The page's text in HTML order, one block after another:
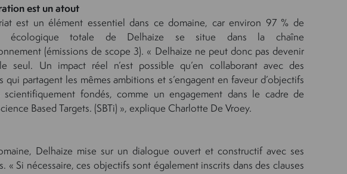
est un atout
est un élément essentiel dans ce domaine, car environ 97 % de
écologique totale de Delhaize se situe dans la chaîne
(émissions de scope 3). « Delhaize ne peut donc pas devenir
seul. Un impact réel n’est possible qu’en collaborant avec des
qui partagent les mêmes ambitions et s’engagent en faveur d’objectifs
scientifiquement fondés, comme un engagement dans le cadre de
Based Targets. (SBTi) », explique Charlotte De Vroey.
Delhaize mise sur un dialogue ouvert et constructif avec ses
« Si nécessaire, ces objectifs sont également inscrits dans des clauses